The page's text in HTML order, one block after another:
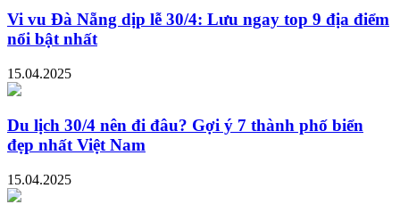
Vi vu Đà Nẵng dịp lễ 30/4: Lưu ngay top 9 địa điểm
nổi bật nhất
15.04.2025
Du lịch 30/4 nên đi đâu? Gợi ý 7 thành phố biển
đẹp nhất Việt Nam
15.04.2025